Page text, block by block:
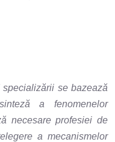
se bazează
a fenomenelor
necesare profesiei de
a mecanismelor